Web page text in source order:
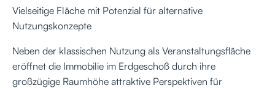
Vielseitige Fläche mit Potenzial für alternative
Nutzungskonzepte
Neben der klassischen Nutzung als Veranstaltungsfläche
eröffnet die Immobilie im Erdgeschoß durch ihre
großzügige Raumhöhe attraktive Perspektiven für